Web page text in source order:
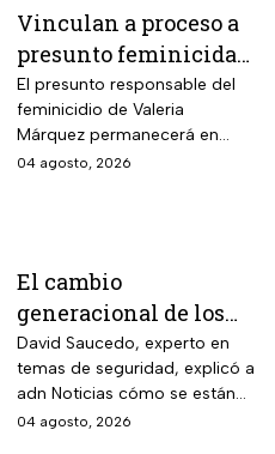
Vinculan a proceso a
presunto feminicida
de Valeria Márquez;
permanecerá un año
en prisión preventiva
El presunto responsable del
feminicidio de Valeria
Márquez permanecerá en
prisión preventiva mientras las
04 agosto, 2026
El cambio
generacional de los
cárteles, según
experto en seguridad:
México y la era de los
“narcojuniors”
David Saucedo, experto en
temas de seguridad, explicó a
adn Noticias cómo se están
reconfigurando los cárteles
04 agosto, 2026